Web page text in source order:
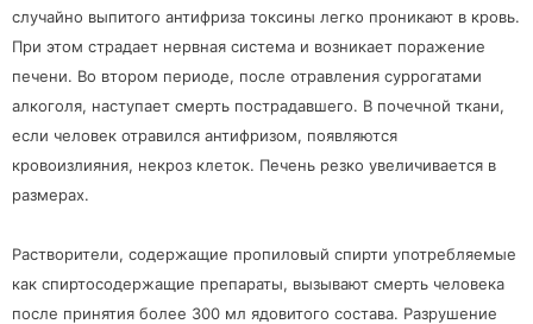
случайно выпитого антифриза токсины легко проникают в кровь.
При этом страдает нервная система и возникает поражение
печени. Во втором периоде, после отравления суррогатами
алкоголя, наступает смерть пострадавшего. В почечной ткани,
если человек отравился антифризом, появляются
кровоизлияния, некроз клеток. Печень резко увеличивается в
размерах.
Растворители, содержащие пропиловый спирти употребляемые
как спиртосодержащие препараты, вызывают смерть человека
после принятия более 300 мл ядовитого состава. Разрушение